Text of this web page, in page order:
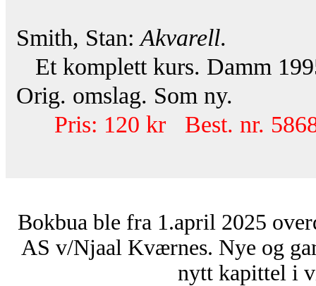
Smith, Stan:Akvarell.
Et komplett kurs. Damm
Orig. omslag. Som ny.
Pris: 120 kr Best. nr.
Bokbua ble fra 1.april 2025
AS v/Njaal Kværnes. Nye og
nytt kapittel i